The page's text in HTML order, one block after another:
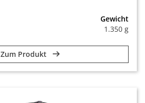
Gewicht
1.350 g
Zum Produkt